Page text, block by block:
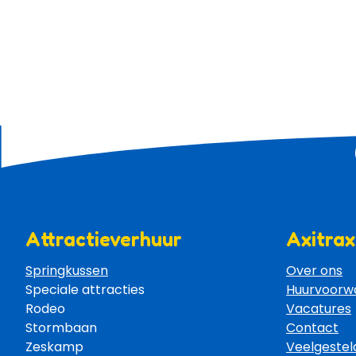
Attractieverhuur
Springkussen
Speciale attracties
Rodeo
Stormbaan
Zeskamp
Over ons
Vacatures
Contact